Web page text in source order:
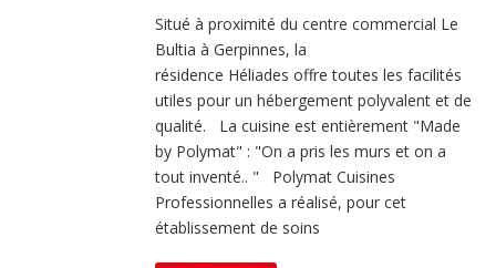
Situé à proximité du centre commercial Le
Bultia à Gerpinnes, la
résidence Héliades offre toutes les facilités
utiles pour un hébergement polyvalent et de
qualité. La cuisine est entièrement "Made
by Polymat" : "On a pris les murs et on a
tout inventé.. " Polymat Cuisines
Professionnelles a réalisé, pour cet
établissement de soins